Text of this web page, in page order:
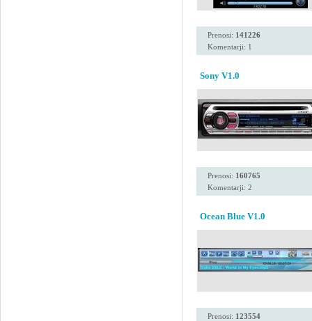
Prenosi: 141226
Komentarji: 1
Sony V1.0
Prenosi: 160765
Komentarji: 2
Ocean Blue V1.0
Prenosi: 123554